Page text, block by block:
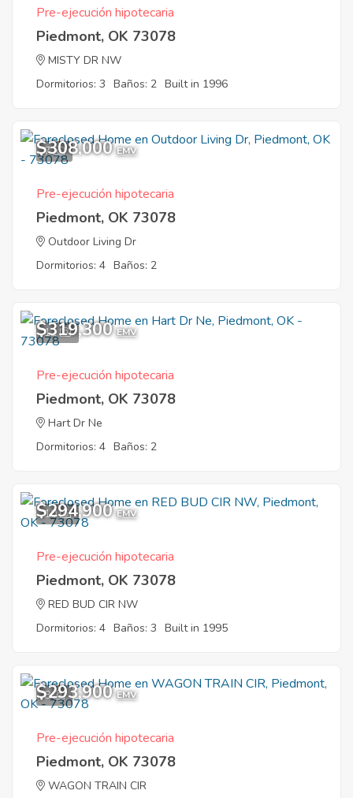
Pre-ejecución hipotecaria
Piedmont, OK 73078
MISTY DR NW
Dormitorios: 3 Baños: 2 Built in 1996
7
$308,000 EMV
Pre-ejecución hipotecaria
Piedmont, OK 73078
Outdoor Living Dr
Dormitorios: 4 Baños: 2
12
$319,300 EMV
Pre-ejecución hipotecaria
Piedmont, OK 73078
Hart Dr Ne
Dormitorios: 4 Baños: 2
10
$294,900 EMV
Pre-ejecución hipotecaria
Piedmont, OK 73078
RED BUD CIR NW
Dormitorios: 4 Baños: 3 Built in 1995
8
$293,900 EMV
Pre-ejecución hipotecaria
Piedmont, OK 73078
WAGON TRAIN CIR